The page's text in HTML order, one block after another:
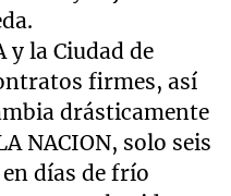
la Ciudad de
firmes, así
drásticamente
NACION, solo seis
días de frío